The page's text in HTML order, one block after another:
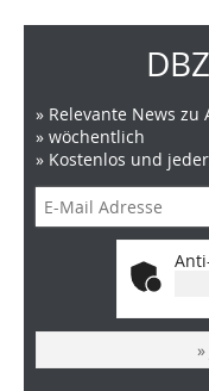
» Relevante News
» wöchentlich
» Kostenlos und